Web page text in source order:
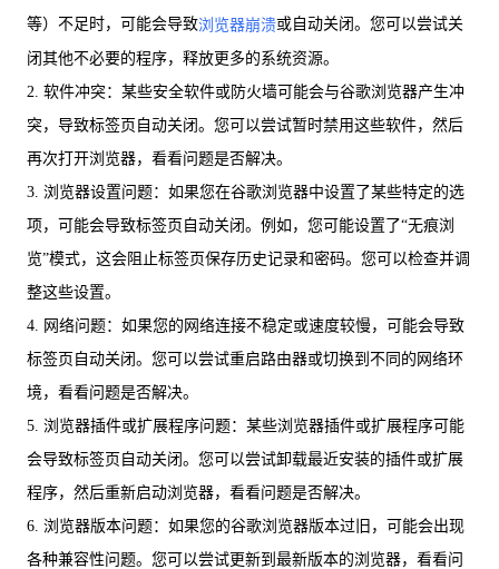
等）不足时，可能会导致浏览器崩溃或自动关闭。您可以尝试关
闭其他不必要的程序，释放更多的系统资源。
2. 软件冲突：某些安全软件或防火墙可能会与谷歌浏览器产生冲
突，导致标签页自动关闭。您可以尝试暂时禁用这些软件，然后
再次打开浏览器，看看问题是否解决。
3. 浏览器设置问题：如果您在谷歌浏览器中设置了某些特定的选
项，可能会导致标签页自动关闭。例如，您可能设置了“无痕浏
览”模式，这会阻止标签页保存历史记录和密码。您可以检查并调
整这些设置。
4. 网络问题：如果您的网络连接不稳定或速度较慢，可能会导致
标签页自动关闭。您可以尝试重启路由器或切换到不同的网络环
境，看看问题是否解决。
5. 浏览器插件或扩展程序问题：某些浏览器插件或扩展程序可能
会导致标签页自动关闭。您可以尝试卸载最近安装的插件或扩展
程序，然后重新启动浏览器，看看问题是否解决。
6. 浏览器版本问题：如果您的谷歌浏览器版本过旧，可能会出现
各种兼容性问题。您可以尝试更新到最新版本的浏览器，看看问